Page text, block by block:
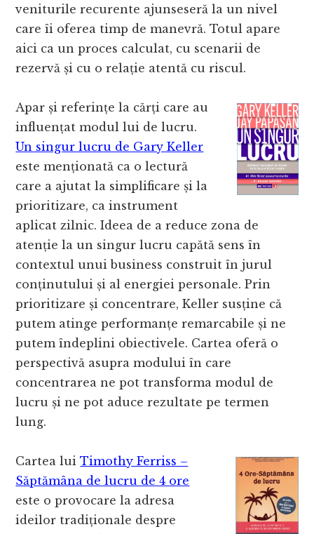
veniturile recurente ajunseseră la un nivel
care îi oferea timp de manevră. Totul apare
aici ca un proces calculat, cu scenarii de
rezervă și cu o relație atentă cu riscul.
Apar și referințe la cărți care au
influențat modul lui de lucru.
Un singur lucru de Gary Keller
este menționată ca o lectură
care a ajutat la simplificare și la
prioritizare, ca instrument
aplicat zilnic. Ideea de a reduce zona de
atenție la un singur lucru capătă sens în
contextul unui business construit în jurul
conținutului și al energiei personale. Prin
prioritizare și concentrare, Keller susține că
putem atinge performanțe remarcabile și ne
putem îndeplini obiectivele. Cartea oferă o
perspectivă asupra modului în care
concentrarea ne pot transforma modul de
lucru și ne pot aduce rezultate pe termen
lung.
Cartea luiTimothy Ferriss –
Săptămâna de lucru de 4 ore
este o provocare la adresa
ideilor tradiționale despre